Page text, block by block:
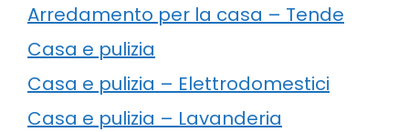
Arredamento per la casa – Tende
Casa e pulizia
Casa e pulizia – Elettrodomestici
Casa e pulizia – Lavanderia